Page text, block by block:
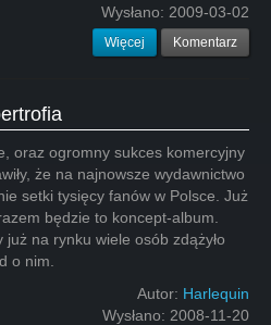
Wysłano: 2009-03-02
Więcej Komentarz
oraz ogromny sukces komercyjny
że na najnowsze wydawnictwo
setki tysięcy fanów w Polsce. Już
będzie to koncept-album.
na rynku wiele osób zdążyło
o nim.
Autor: Harlequin
Wysłano: 2008-11-20